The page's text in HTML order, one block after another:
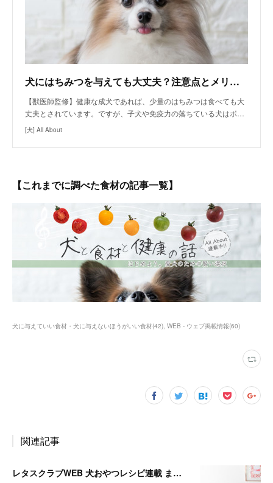
犬にはちみつを与えても大丈夫？注意点とメリット
【獣医師監修】健康な成犬であれば、少量のはちみつは食べても大
丈夫とされています。ですが、子犬や免疫力の落ちている犬はボ…
[犬] All About
【これまでに調べた食材の記事一覧】
犬に与えていい食材・犬に与えないほうがいい食材(42) WEB - ウェブ掲載情報(60)
関連記事
レタスクラブWEB 犬おやつレシピ連載 まとめ